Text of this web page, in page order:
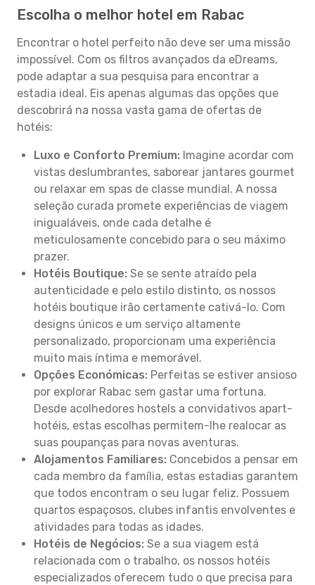
Escolha o melhor hotel em Rabac
Encontrar o hotel perfeito não deve ser uma missão
impossível. Com os filtros avançados da eDreams,
pode adaptar a sua pesquisa para encontrar a
estadia ideal. Eis apenas algumas das opções que
descobrirá na nossa vasta gama de ofertas de
hotéis:
Luxo e Conforto Premium: Imagine acordar com
vistas deslumbrantes, saborear jantares gourmet
ou relaxar em spas de classe mundial. A nossa
seleção curada promete experiências de viagem
inigualáveis, onde cada detalhe é
meticulosamente concebido para o seu máximo
prazer.
Hotéis Boutique: Se se sente atraído pela
autenticidade e pelo estilo distinto, os nossos
hotéis boutique irão certamente cativá-lo. Com
designs únicos e um serviço altamente
personalizado, proporcionam uma experiência
muito mais íntima e memorável.
Opções Económicas: Perfeitas se estiver ansioso
por explorar Rabac sem gastar uma fortuna.
Desde acolhedores hostels a convidativos apart-
hotéis, estas escolhas permitem-lhe realocar as
suas poupanças para novas aventuras.
Alojamentos Familiares: Concebidos a pensar em
cada membro da família, estas estadias garantem
que todos encontram o seu lugar feliz. Possuem
quartos espaçosos, clubes infantis envolventes e
atividades para todas as idades.
Hotéis de Negócios: Se a sua viagem está
relacionada com o trabalho, os nossos hotéis
especializados oferecem tudo o que precisa para